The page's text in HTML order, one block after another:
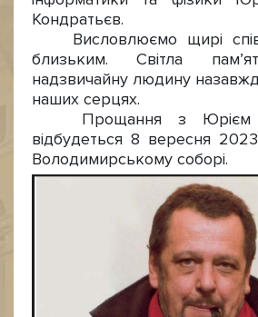
Кондратьєв.
Висловлюємо щирі
близьким. Світла
надзвичайну людину
наших серцях.
Прощання з Юрієм
відбудеться 8 вересня
Володимирському соборі.